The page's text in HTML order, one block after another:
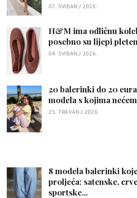
07. SVIBANJ 2026.
H&M ima odličnu
posebno su lijepi
04. SVIBANJ 2026.
20 balerinki do 20
modela s kojima
25. TRAVANJ 2026.
8 modela balerinki
proljeća: satenske,
sportske...